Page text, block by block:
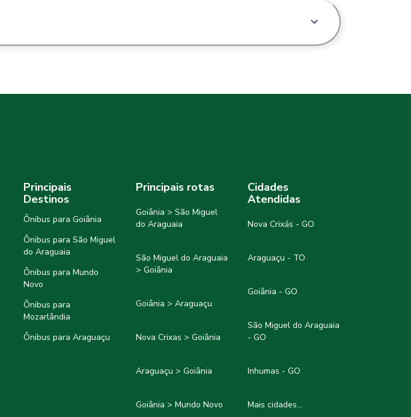
Principais
Destinos
Ônibus para Goiânia
Ônibus para São Miguel
do Araguaia
Ônibus para Mundo
Novo
Ônibus para
Mozarlândia
Ônibus para Araguaçu
Principais rotas
Goiânia > São Miguel
do Araguaia
São Miguel do Araguaia
> Goiânia
Goiânia > Araguaçu
Nova Crixas > Goiânia
Araguaçu > Goiânia
Goiânia > Mundo Novo
Cidades
Atendidas
Nova Crixás - GO
Araguaçu - TO
Goiânia - GO
São Miguel do Araguaia
- GO
Inhumas - GO
Mais cidades...